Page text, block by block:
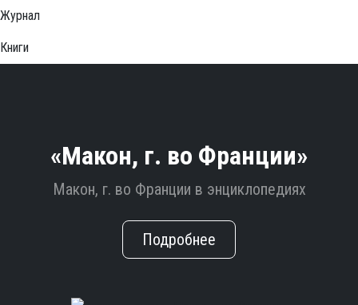
Журнал
Книги
«Макон, г. во Франции»
Макон, г. во Франции в энциклопедиях
Подробнее